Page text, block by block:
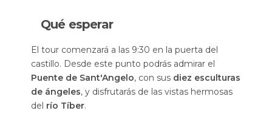
Qué esperar
El tour comenzará a las 9:30 en la puerta del
castillo. Desde este punto podrás admirar el
Puente de Sant'Angelo, con sus diez esculturas
de ángeles, y disfrutarás de las vistas hermosas
del río Tíber.